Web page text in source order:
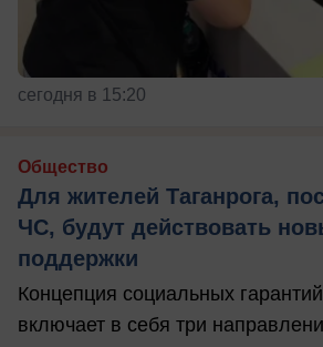
сегодня в 15:20
Общество
Для жителей Таганрога,
ЧС, будут действовать
поддержки
Концепция социальных
включает в себя три